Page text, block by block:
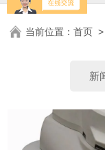
当前位置：首页
新